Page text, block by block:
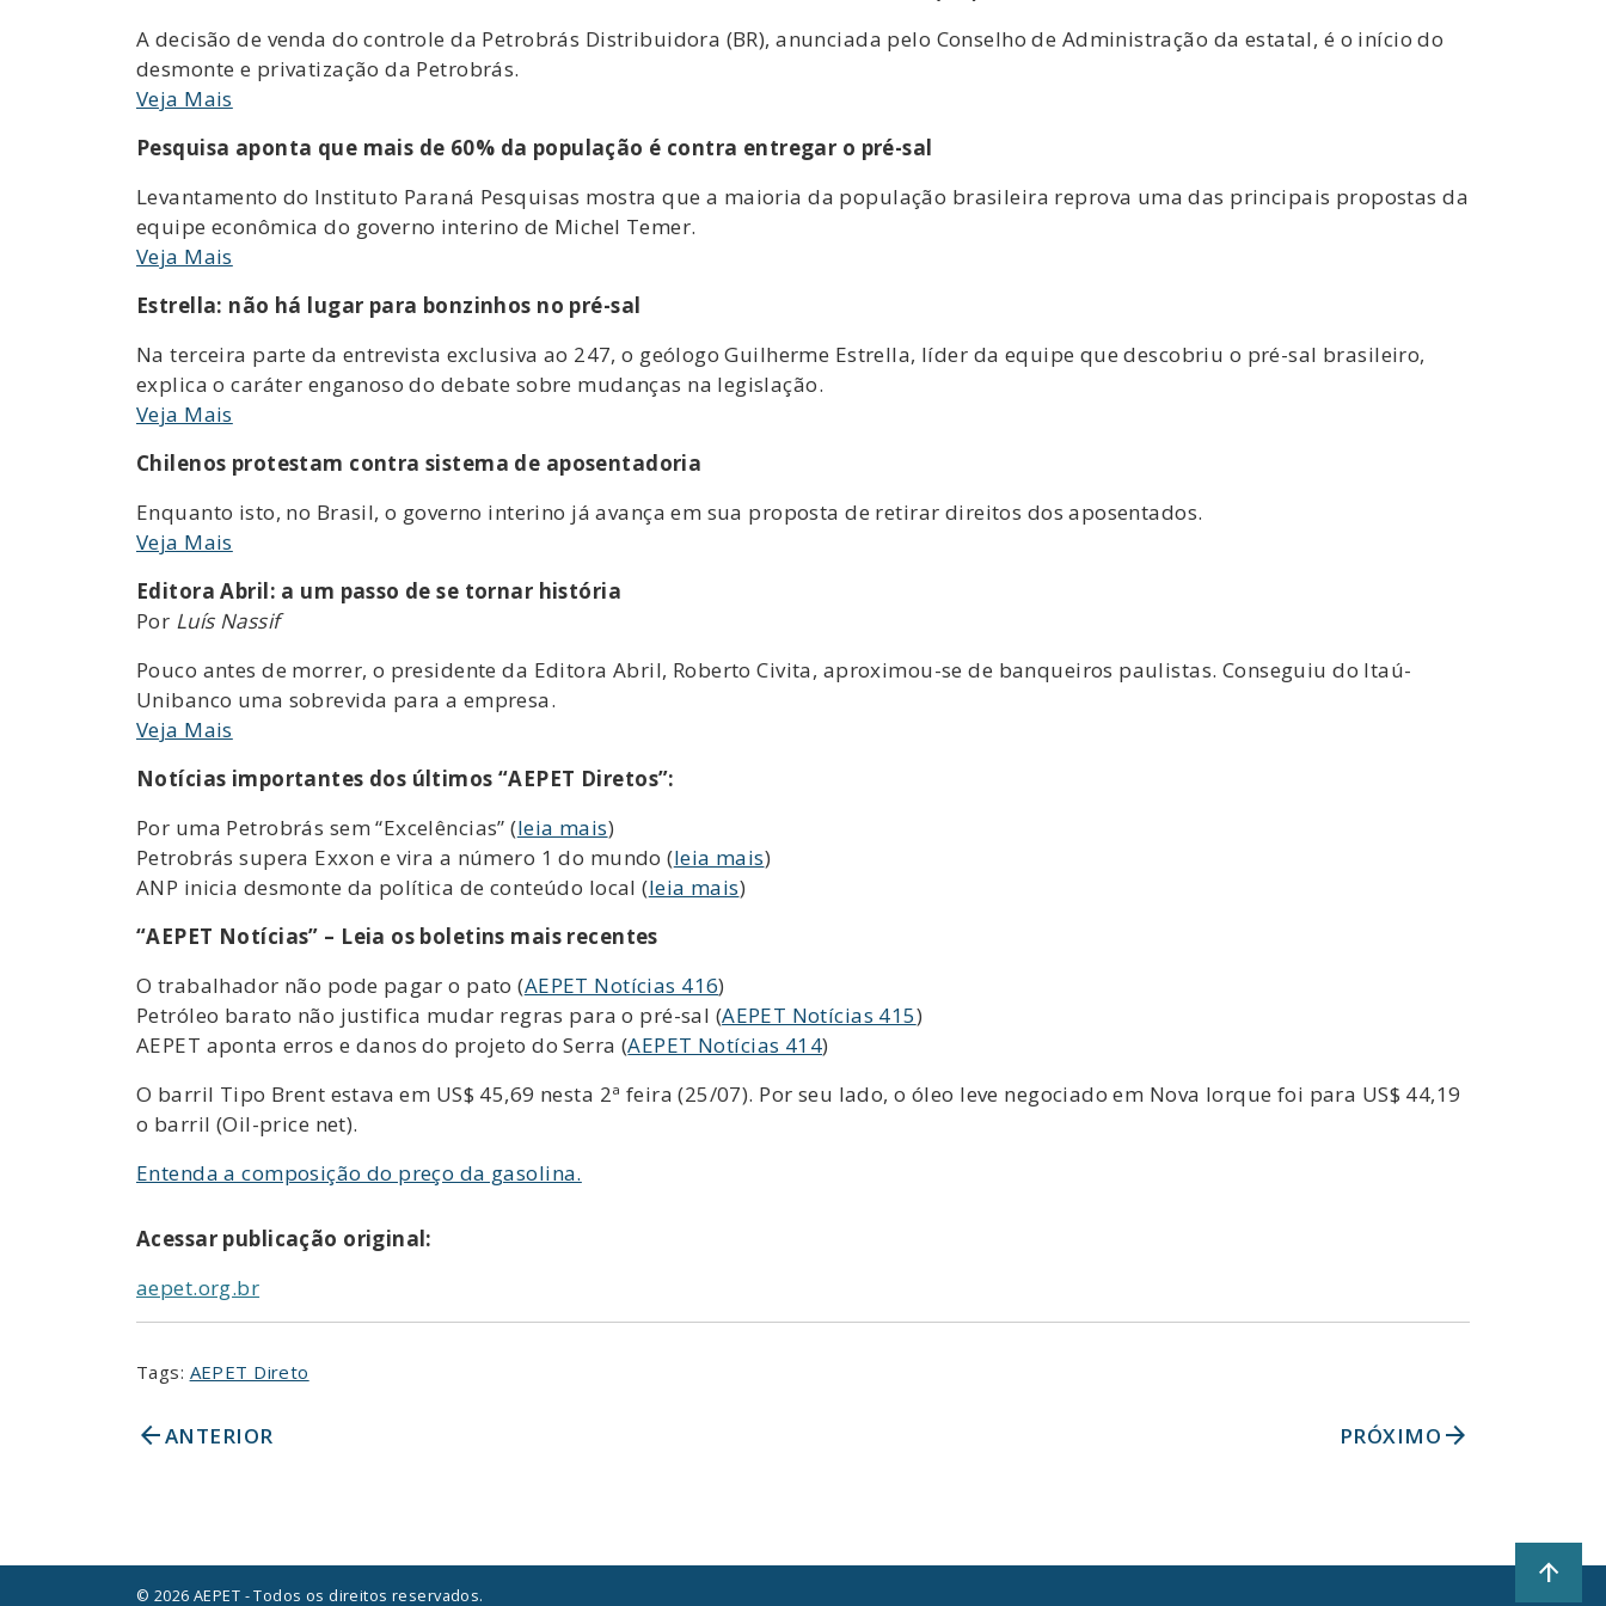
A decisão de venda do controle da Petrobrás Distribuidora (BR), anunciada pelo Conselho de Administração da estatal, é o início do
desmonte e privatização da Petrobrás.
Veja Mais
Pesquisa aponta que mais de 60% da população é contra entregar o pré-sal
Levantamento do Instituto Paraná Pesquisas mostra que a maioria da população brasileira reprova uma das principais propostas da
equipe econômica do governo interino de Michel Temer.
Veja Mais
Estrella: não há lugar para bonzinhos no pré-sal
Na terceira parte da entrevista exclusiva ao 247, o geólogo Guilherme Estrella, líder da equipe que descobriu o pré-sal brasileiro,
explica o caráter enganoso do debate sobre mudanças na legislação.
Veja Mais
Chilenos protestam contra sistema de aposentadoria
Enquanto isto, no Brasil, o governo interino já avança em sua proposta de retirar direitos dos aposentados.
Veja Mais
Editora Abril: a um passo de se tornar história
Por Luís Nassif
Pouco antes de morrer, o presidente da Editora Abril, Roberto Civita, aproximou-se de banqueiros paulistas. Conseguiu do Itaú-
Unibanco uma sobrevida para a empresa.
Veja Mais
Notícias importantes dos últimos “AEPET Diretos”:
Por uma Petrobrás sem “Excelências” (leia mais)
Petrobrás supera Exxon e vira a número 1 do mundo (leia mais)
ANP inicia desmonte da política de conteúdo local (leia mais)
“AEPET Notícias” – Leia os boletins mais recentes
O trabalhador não pode pagar o pato (AEPET Notícias 416)
Petróleo barato não justifica mudar regras para o pré-sal (AEPET Notícias 415)
AEPET aponta erros e danos do projeto do Serra (AEPET Notícias 414)
O barril Tipo Brent estava em US$ 45,69 nesta 2ª feira (25/07). Por seu lado, o óleo leve negociado em Nova Iorque foi para US$ 44,19
o barril (Oil-price net).
Entenda a composição do preço da gasolina.
Acessar publicação original:
aepet.org.br
Tags: AEPET Direto
arrow_backANTERIOR PRÓXIMO arrow_forward
© 2026 AEPET - Todos os direitos reservados.
arrow_upward